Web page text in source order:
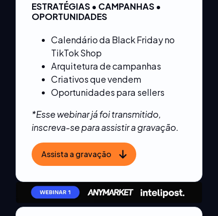
ESTRATÉGIAS • CAMPANHAS •
OPORTUNIDADES
Calendário da Black Friday no
TikTok Shop
Arquitetura de campanhas
Criativos que vendem
Oportunidades para sellers
*Esse webinar já foi transmitido,
inscreva-se para assistir a gravação.
Assista a gravação